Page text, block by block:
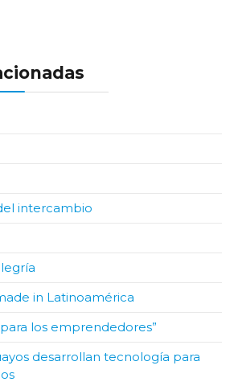
intercambio
in Latinoamérica
los emprendedores”
desarrollan tecnología para